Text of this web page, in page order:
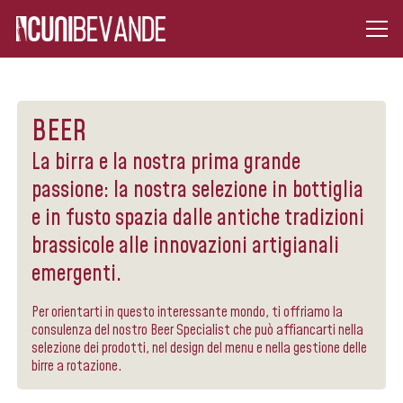
BEER
La birra e la nostra prima grande
passione: la nostra selezione in bottiglia
e in fusto spazia dalle antiche tradizioni
brassicole alle innovazioni artigianali
emergenti.
Per orientarti in questo interessante mondo, ti offriamo la
consulenza del nostro Beer Specialist che può affiancarti nella
selezione dei prodotti, nel design del menu e nella gestione delle
birre a rotazione.